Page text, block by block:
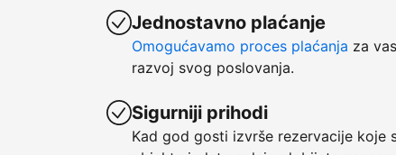
Jednostavno plaćanje
Omogućavamo proces plaćanja za
razvoj svog poslovanja.
Sigurniji prihodi
Kad god gosti izvrše rezervacije koje